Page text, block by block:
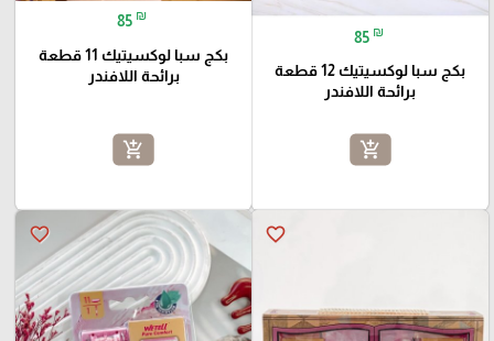
85 ₪
بكج سبا لوكسيتيك 12 قطعة
برائحة اللافندر
add_shopping_cart
85 ₪
بكج سبا لوكسيتيك 11 قطعة
برائحة اللافندر
add_shopping_cart
favorite_border
favorite_border